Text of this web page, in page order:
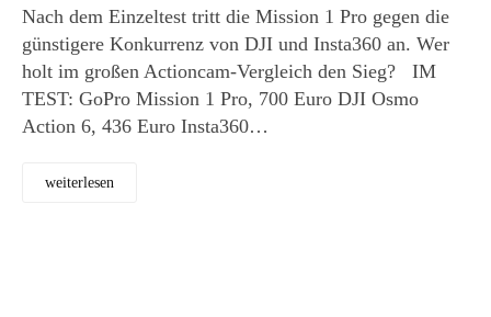
Nach dem Einzeltest tritt die Mission 1 Pro gegen die
günstigere Konkurrenz von DJI und Insta360 an. Wer
holt im großen Actioncam-Vergleich den Sieg? IM
TEST: GoPro Mission 1 Pro, 700 Euro DJI Osmo
Action 6, 436 Euro Insta360…
weiterlesen